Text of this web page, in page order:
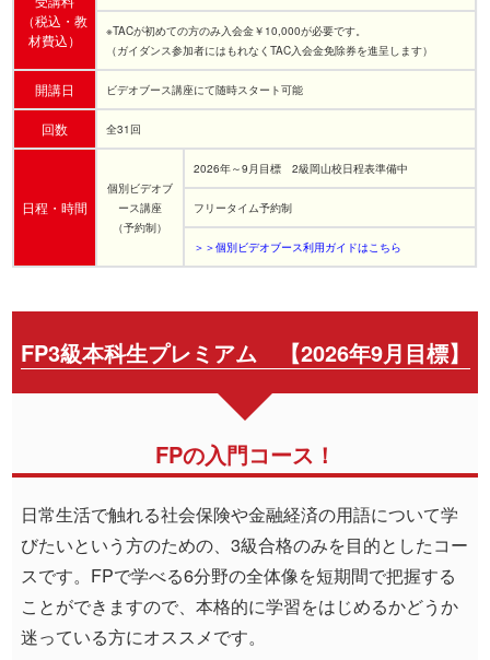
（税込・教
材費込）
※TACが初めての方のみ入会金￥10,000が必要です。
（ガイダンス参加者にはもれなくTAC入会金免除券を進呈します）
開講日 ビデオブース講座にて随時スタート可能
回数 全31回
日程・時間
個別ビデオブ
ース講座
（予約制）
2026年～9月目標 2級岡山校日程表準備中
フリータイム予約制
＞＞個別ビデオブース利用ガイドはこちら
FP3級本科生プレミアム 【2026年9月目標】
FPの入門コース！
日常生活で触れる社会保険や金融経済の用語について学
びたいという方のための、3級合格のみを目的としたコー
スです。FPで学べる6分野の全体像を短期間で把握する
ことができますので、本格的に学習をはじめるかどうか
迷っている方にオススメです。